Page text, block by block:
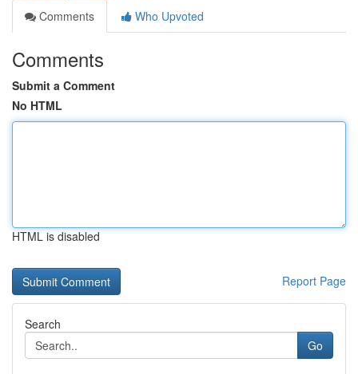
Comments
Who Upvoted
Comments
Submit a Comment
No HTML
HTML is disabled
Report Page
Search
Go